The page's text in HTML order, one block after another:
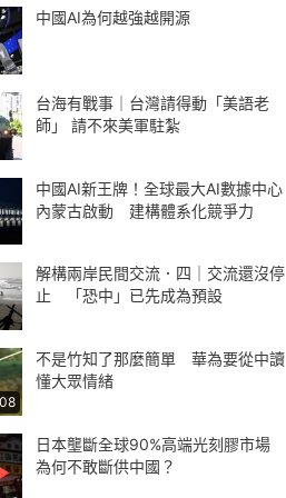
中國AI為何越強越開源
台海有戰事｜台灣請得動「美語老
師」 請不來美軍駐紮
中國AI新王牌！全球最大AI數據中心
內蒙古啟動 建構體系化競爭力
解構兩岸民間交流．四｜交流還沒停
止 「恐中」已先成為預設
不是竹知了那麼簡單 華為要從中讀
懂大眾情緒
日本壟斷全球90%高端光刻膠市場
為何不敢斷供中國？